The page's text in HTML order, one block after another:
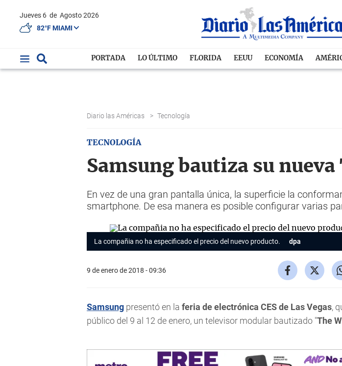
Jueves 6 de Agosto 2026
82°F MIAMI
PORTADA LO ÚLTIMO FLORIDA EEUU ECONOMÍA
Diario las Américas > Tecnología
TECNOLOGÍA
Samsung bautiza su
En vez de una gran pantalla única, la superficie la
smartphone. De esa manera es posible configurar varias
La compañia no ha especificado el precio del nuevo producto. dpa
9 de enero de 2018 - 09:36
Samsung presentó en la feria de electrónica CES de Las Vegas,
público del 9 al 12 de enero, un televisor modular bautizado "The